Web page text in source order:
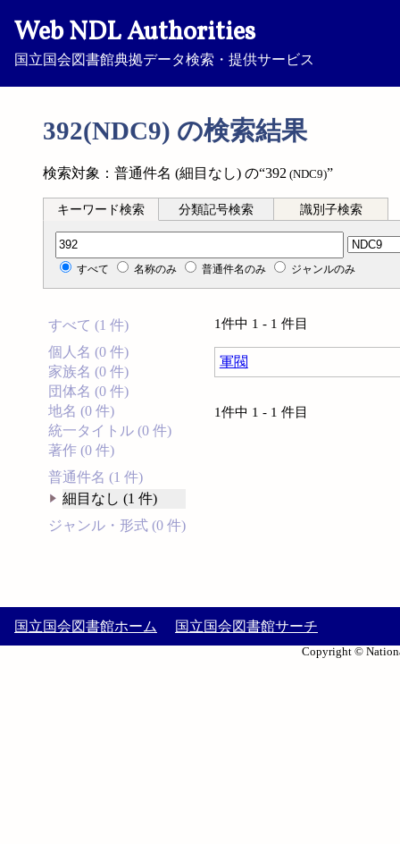
Web NDL Authorities
国立国会図書館典拠データ検索・提供サービス
392(NDC9) の検索結果
検索対象：普通件名 (細目なし) の“392 (NDC9)”
キーワード検索 分類記号検索 識別子検索
分類記号検索
すべて 名称のみ 普通件名のみ ジャンルのみ
すべて (1 件)
個人名 (0 件)
家族名 (0 件)
団体名 (0 件)
地名 (0 件)
統一タイトル (0 件)
著作 (0 件)
普通件名 (1 件)
細目なし (1 件)
ジャンル・形式 (0 件)
1件中 1 - 1 件目
軍閥
1件中 1 - 1 件目
国立国会図書館ホーム 国立国会図書館サーチ
Copyright ©